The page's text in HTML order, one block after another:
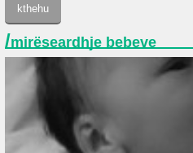
/mirëseardhje bebeve